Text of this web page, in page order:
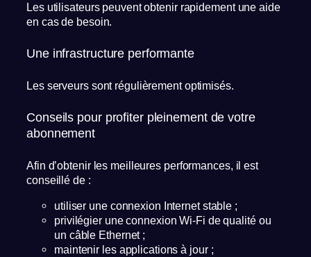
Les utilisateurs peuvent obtenir rapidement une aide
en cas de besoin.
Une infrastructure performante
Les serveurs sont régulièrement optimisés.
Conseils pour profiter pleinement de votre
abonnement
Afin d’obtenir les meilleures performances, il est
conseillé de :
utiliser une connexion Internet stable ;
privilégier une connexion Wi-Fi de qualité ou
un câble Ethernet ;
maintenir les applications à jour ;